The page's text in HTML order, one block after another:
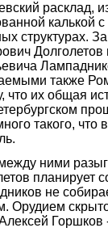
расклад,
калькой
структурах.
также
что их общая
такого, что
ними
планирует
не
Орудием
Горшков